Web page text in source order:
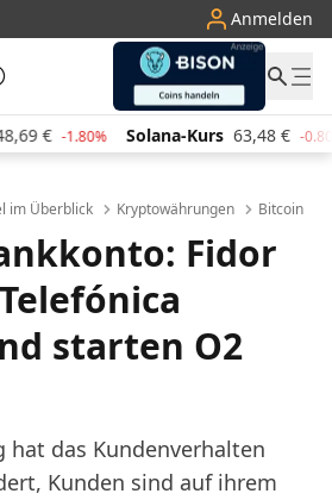
Anmelden
Kurs 63,48 € -0.80% TRON-Kurs
im Überblick Kryptowährungen Bitcoin
Fidor
starten O2
hat das Kundenverhalten
Kunden sind auf ihrem